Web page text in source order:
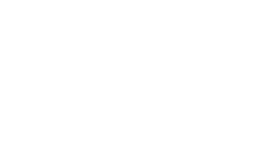
do jardim até aos honorários do projetista são
final tratando da elaboração do projeto de